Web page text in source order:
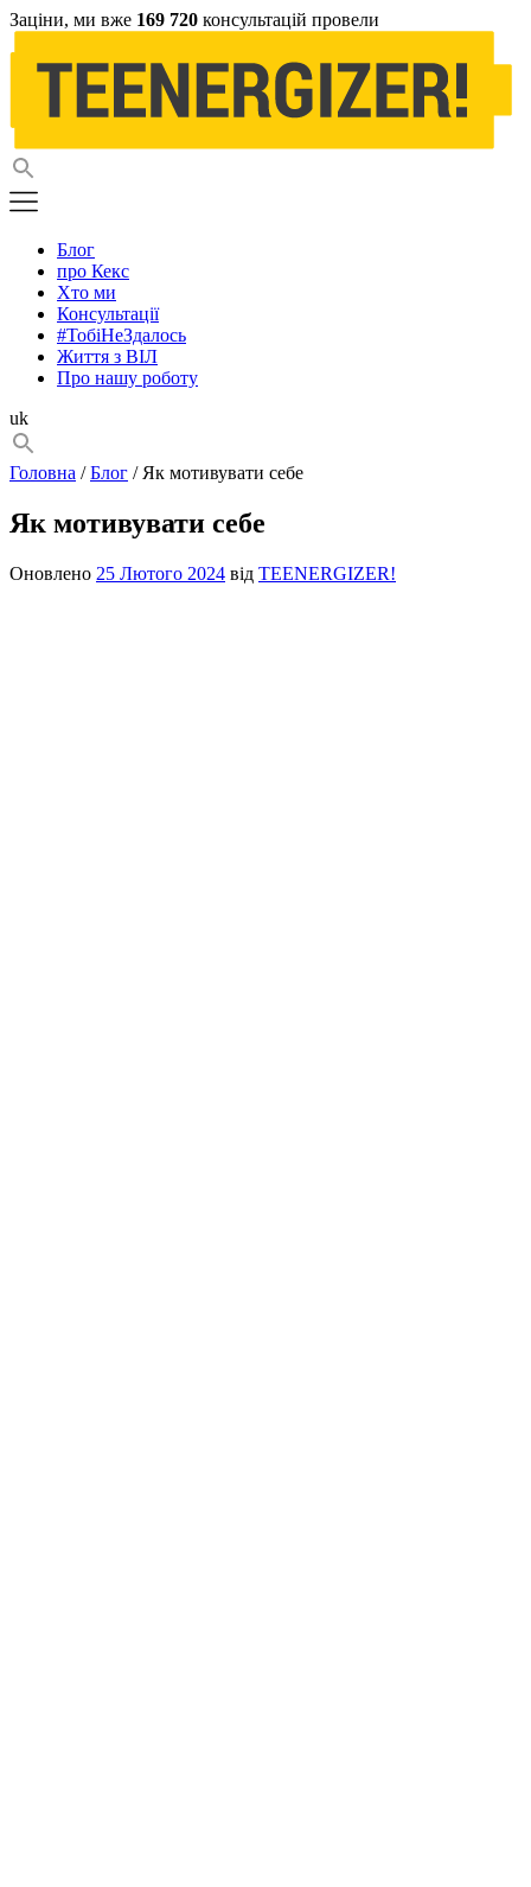
Заціни, ми вже 169 720 консультацій провели
Блог
про Кекс
Хто ми
Консультації
#ТобіНеЗдалось
Життя з ВІЛ
Про нашу роботу
uk
Головна /Блог / Як мотивувати себе
Як мотивувати себе
Оновлено 25 Лютого 2024 від TEENERGIZER!